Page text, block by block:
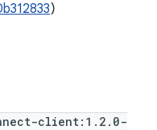
)
client:1.2.0-